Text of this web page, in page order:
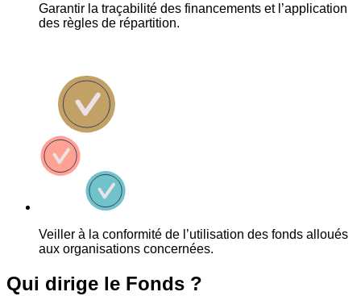
Garantir la traçabilité des financements et l’application
des règles de répartition.
Veiller à la conformité de l’utilisation des fonds alloués
aux organisations concernées.
Qui dirige le Fonds ?